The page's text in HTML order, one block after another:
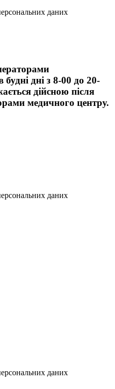
даних
дні з 8-00 до 20-
дійсною після
медичного центру.
даних
даних